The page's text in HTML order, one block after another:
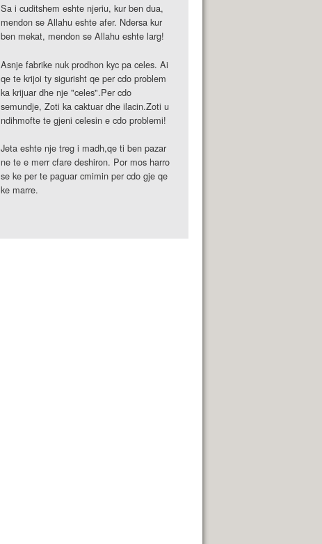
Sa i cuditshem eshte njeriu, kur ben dua,
mendon se Allahu eshte afer. Ndersa kur
ben mekat, mendon se Allahu eshte larg!
Asnje fabrike nuk prodhon kyc pa celes. Ai
qe te krijoi ty sigurisht qe per cdo problem
ka krijuar dhe nje "celes".Per cdo
semundje, Zoti ka caktuar dhe ilacin.Zoti u
ndihmofte te gjeni celesin e cdo problemi!
Jeta eshte nje treg i madh,qe ti ben pazar
ne te e merr cfare deshiron. Por mos harro
se ke per te paguar cmimin per cdo gje qe
ke marre.